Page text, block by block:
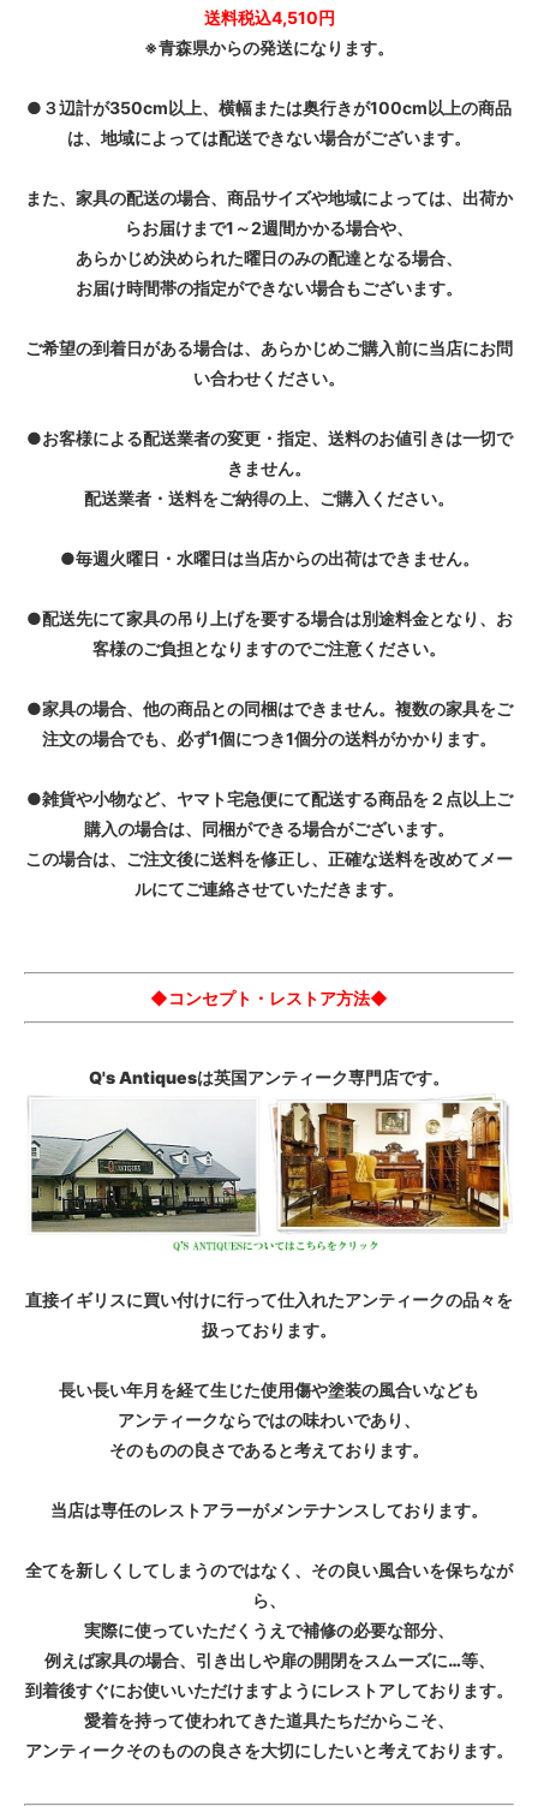
送料税込4,510円
※青森県からの発送になります。
●３辺計が350cm以上、横幅または奥行きが100cm以上の商品
は、地域によっては配送できない場合がございます。
また、家具の配送の場合、商品サイズや地域によっては、出荷か
らお届けまで1～2週間かかる場合や、
あらかじめ決められた曜日のみの配達となる場合、
お届け時間帯の指定ができない場合もございます。
ご希望の到着日がある場合は、あらかじめご購入前に当店にお問
い合わせください。
●お客様による配送業者の変更・指定、送料のお値引きは一切で
きません。
配送業者・送料をご納得の上、ご購入ください。
●毎週火曜日・水曜日は当店からの出荷はできません。
●配送先にて家具の吊り上げを要する場合は別途料金となり、お
客様のご負担となりますのでご注意ください。
●家具の場合、他の商品との同梱はできません。複数の家具をご
注文の場合でも、必ず1個につき1個分の送料がかかります。
●雑貨や小物など、ヤマト宅急便にて配送する商品を２点以上ご
購入の場合は、同梱ができる場合がございます。
この場合は、ご注文後に送料を修正し、正確な送料を改めてメー
ルにてご連絡させていただきます。
◆コンセプト・レストア方法◆
Q's Antiquesは英国アンティーク専門店です。
直接イギリスに買い付けに行って仕入れたアンティークの品々を
扱っております。
長い長い年月を経て生じた使用傷や塗装の風合いなども
アンティークならではの味わいであり、
そのものの良さであると考えております。
当店は専任のレストアラーがメンテナンスしております。
全てを新しくしてしまうのではなく、その良い風合いを保ちなが
ら、
実際に使っていただくうえで補修の必要な部分、
例えば家具の場合、引き出しや扉の開閉をスムーズに…等、
到着後すぐにお使いいただけますようにレストアしております。
愛着を持って使われてきた道具たちだからこそ、
アンティークそのものの良さを大切にしたいと考えております。